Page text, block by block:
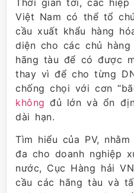
Việt Nam có thể tổ
cầu xuất khẩu hàng
diện cho các chủ
hãng tàu để có được
thay vì để cho từng
chống chọi với cơn
không đủ lớn và ổn
dài hạn.
Tìm hiểu của PV,
đa cho doanh nghiệp
nước, Cục Hàng hải
cầu các hãng tàu và